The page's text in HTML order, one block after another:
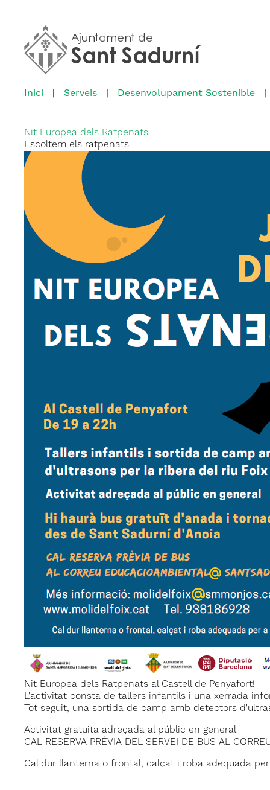
Inici Serveis Desenvolupament Sostenible
Nit Europea dels Ratpenats
Escoltem els ratpenats
Nit Europea dels Ratpenats al Castell de Penyafort!
L'activitat consta de tallers infantils i una xerrada
Tot seguit, una sortida de camp amb detectors
Activitat gratuita adreçada al públic en general
CAL RESERVA PRÈVIA DEL SERVEI DE BUS AL
Cal dur llanterna o frontal, calçat i roba adequada